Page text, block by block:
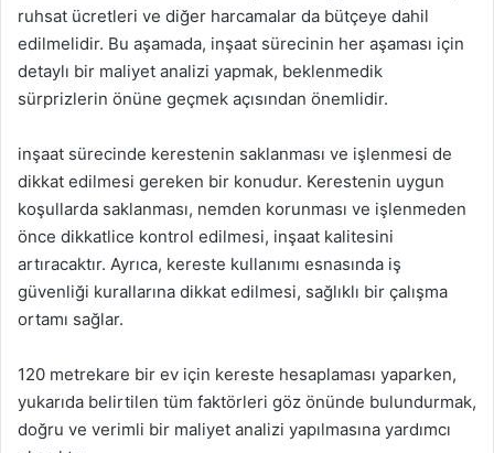
ruhsat ücretleri ve diğer harcamalar da bütçeye dahil
edilmelidir. Bu aşamada, inşaat sürecinin her aşaması için
detaylı bir maliyet analizi yapmak, beklenmedik
sürprizlerin önüne geçmek açısından önemlidir.
inşaat sürecinde kerestenin saklanması ve işlenmesi de
dikkat edilmesi gereken bir konudur. Kerestenin uygun
koşullarda saklanması, nemden korunması ve işlenmeden
önce dikkatlice kontrol edilmesi, inşaat kalitesini
artıracaktır. Ayrıca, kereste kullanımı esnasında iş
güvenliği kurallarına dikkat edilmesi, sağlıklı bir çalışma
ortamı sağlar.
120 metrekare bir ev için kereste hesaplaması yaparken,
yukarıda belirtilen tüm faktörleri göz önünde bulundurmak,
doğru ve verimli bir maliyet analizi yapılmasına yardımcı